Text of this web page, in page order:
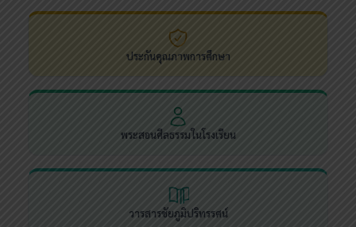
ประกันคุณภาพการศึกษา
พระสอนศีลธรรมในโรงเรียน
วารสารชัยภูมิปริทรรศน์